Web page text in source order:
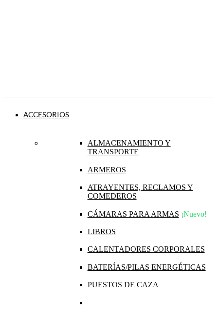
ACCESORIOS
ALMACENAMIENTO Y
TRANSPORTE
ARMEROS
ATRAYENTES, RECLAMOS Y
COMEDEROS
CÁMARAS PARA ARMAS ¡Nuevo!
LIBROS
CALENTADORES CORPORALES
BATERÍAS/PILAS ENERGÉTICAS
PUESTOS DE CAZA